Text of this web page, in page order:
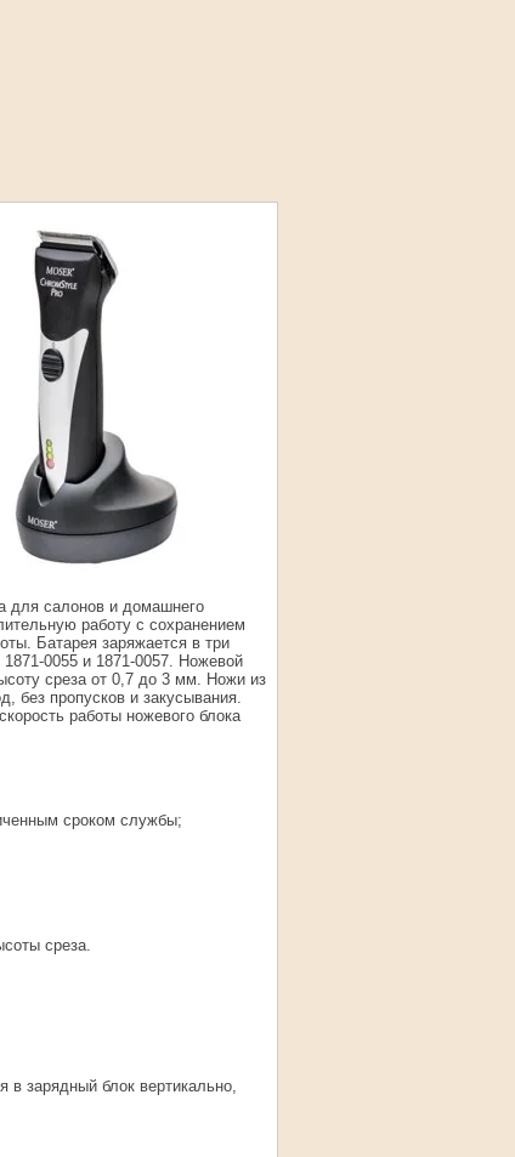
для салонов и домашнего
работу с сохранением
Батарея заряжается в три
0055 и 1871-0057. Ножевой
среза от 0,7 до 3 мм. Ножи из
без пропусков и закусывания.
работы ножевого блока
сроком службы;
среза.
в зарядный блок вертикально,